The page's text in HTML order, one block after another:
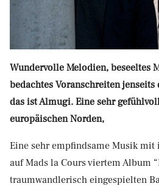
Wundervolle Melodien, beseeltes
bedachtes Voranschreiten
das ist Almugi. Eine sehr
europäischen Norden,
Eine sehr empfindsame Musik
auf Mads la Cours viertem Album
traumwandlerisch eingespielten